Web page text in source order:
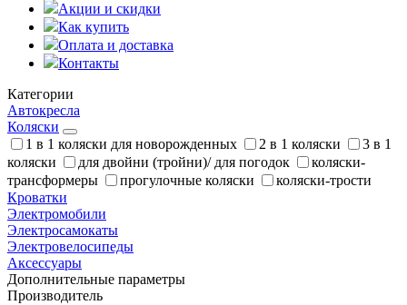
Акции и скидки
Как купить
Оплата и доставка
Контакты
Категории
Автокресла
Коляски
1 в 1 коляски для новорожденных
2 в 1 коляски
3 в 1
коляски
для двойни (тройни)/ для погодок
коляски-
трансформеры
прогулочные коляски
коляски-трости
Кроватки
Электромобили
Электросамокаты
Электровелосипеды
Аксессуары
Дополнительные параметры
Производитель